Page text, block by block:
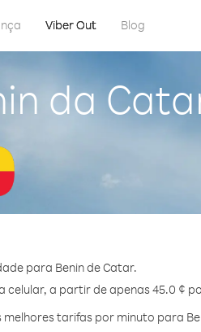
Viber Out Blog
da
para Benin de Catar.
a partir de apenas 45.0 ¢
tarifas por minuto para